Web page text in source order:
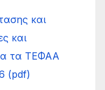
και
και
τα ΤΕΦΑΑ
(pdf)